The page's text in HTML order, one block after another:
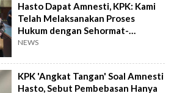
Hasto Dapat Amnesti, KPK: Kami
Telah Melaksanakan Proses
Hukum dengan Sehormat-
Hormatnya!
NEWS
KPK 'Angkat Tangan' Soal Amnesti
Hasto, Sebut Pembebasan Hanya